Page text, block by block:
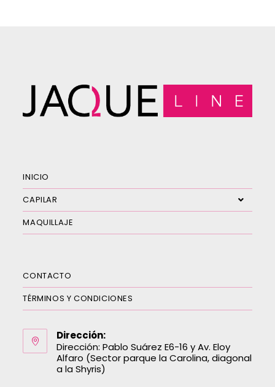
INICIO
CAPILAR
MAQUILLAJE
CONTACTO
TÉRMINOS Y CONDICIONES
Dirección:
Dirección: Pablo Suárez E6-16 y Av. Eloy
Alfaro (Sector parque la Carolina, diagonal
a la Shyris)